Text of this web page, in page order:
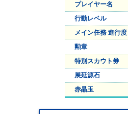
プレイヤー名
行動レベル
メイン任務 進行度
勲章
特別スカウト券
展延源石
赤晶玉